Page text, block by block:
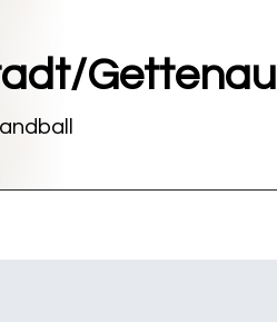
Gettenau